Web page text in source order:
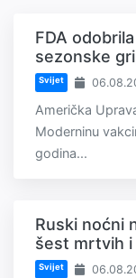
FDA
sezonske
Svijet
Američka
Moderninu
godina...
Ruski noćni
šest mrtvih i
Svijet